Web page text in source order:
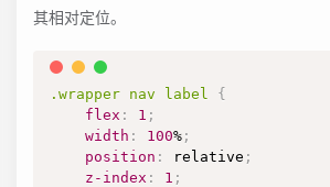
其相对定位。
.wrapper nav label
{
flex : 1 ;
width : 100% ;
position : relative ;
z-index : 1 ;